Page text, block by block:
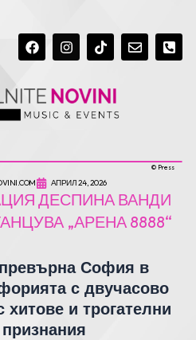
A
C
O
O
K
N
S
G
R
A
I
K
K
N
V
H
O
R
A
L
© Press
АПРИЛ 24, 2026
ДЕСПИНА ВАНДИ
„АРЕНА 8888“
София в
с двучасово
и трогателни